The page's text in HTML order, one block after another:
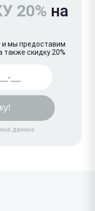
20% на
и мы предоставим
скидку 20%
данных